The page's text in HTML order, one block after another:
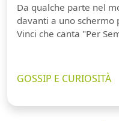
Da qualche parte nel
davanti a uno schermo
Vinci che canta "Per
GOSSIP E CURIOSITÀ